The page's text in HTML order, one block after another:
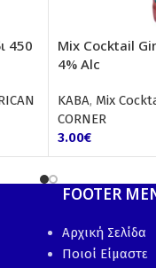
450
Mix Cocktail
4% Alc
ΚΑΒΑ, Mix
CORNER
3.00€
FOOTER
Αρχική Σελίδα
Ποιοί Είμαστε